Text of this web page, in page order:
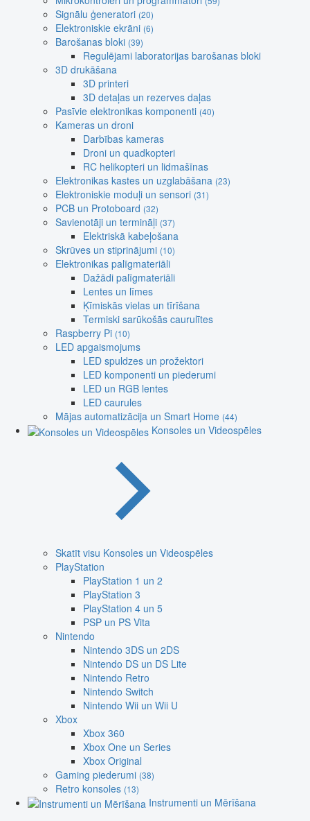
Signālu ģeneratori (20)
Elektroniskie ekrāni (6)
Barošanas bloki (39)
Regulējami laboratorijas barošanas bloki
3D drukāšana
3D printeri
3D detaļas un rezerves daļas
Pasīvie elektronikas komponenti (40)
Kameras un droni
Darbības kameras
Droni un quadkopteri
RC helikopteri un lidmašīnas
Elektronikas kastes un uzglabāšana (23)
Elektroniskie moduļi un sensori (31)
PCB un Protoboard (32)
Savienotāji un termināļi (37)
Elektriskā kabeļošana
Skrūves un stiprinājumi (10)
Elektronikas palīgmateriāli
Dažādi palīgmateriāli
Lentes un līmes
Ķīmiskās vielas un tīrīšana
Termiski sarūkošās caurulītes
Raspberry Pi (10)
LED apgaismojums
LED spuldzes un prožektori
LED komponenti un piederumi
LED un RGB lentes
LED caurules
Mājas automatizācija un Smart Home (44)
Konsoles un Videospēles
Skatīt visu Konsoles un Videospēles
PlayStation
PlayStation 1 un 2
PlayStation 3
PlayStation 4 un 5
PSP un PS Vita
Nintendo
Nintendo 3DS un 2DS
Nintendo DS un DS Lite
Nintendo Retro
Nintendo Switch
Nintendo Wii un Wii U
Xbox
Xbox 360
Xbox One un Series
Xbox Original
Gaming piederumi (38)
Retro konsoles (13)
Instrumenti un Mērīšana